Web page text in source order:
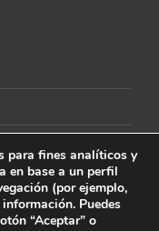
para fines analíticos y
en base a un perfil
(por ejemplo,
Puedes
“Aceptar” o